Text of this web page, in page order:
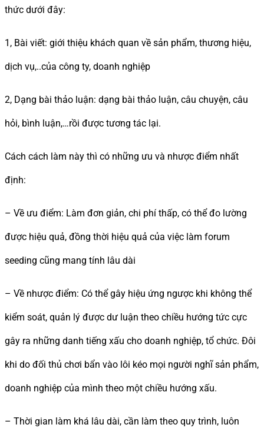
thức dưới đây:
1, Bài viết: giới thiệu khách quan về sản phẩm, thương hiệu,
dịch vụ,..của công ty, doanh nghiệp
2, Dạng bài thảo luận: dạng bài thảo luận, câu chuyện, câu
hỏi, bình luận,…rồi được tương tác lại.
Cách cách làm này thì có những ưu và nhược điểm nhất
định:
– Về ưu điểm: Làm đơn giản, chi phí thấp, có thể đo lường
được hiệu quả, đồng thời hiệu quả của việc làm forum
seeding cũng mang tính lâu dài
– Về nhược điểm: Có thể gây hiệu ứng ngược khi không thể
kiểm soát, quản lý được dư luận theo chiều hướng tức cực
gây ra những danh tiếng xấu cho doanh nghiệp, tổ chức. Đôi
khi do đối thủ chơi bẩn vào lôi kéo mọi người nghĩ sản phẩm,
doanh nghiệp của mình theo một chiều hướng xấu.
– Thời gian làm khá lâu dài, cần làm theo quy trình, luôn